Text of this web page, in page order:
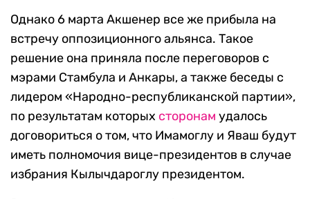
Однако 6 марта Акшенер все же прибыла на
встречу оппозиционного альянса. Такое
решение она приняла после переговоров с
мэрами Стамбула и Анкары, а также беседы с
лидером «Народно-республиканской партии»,
по результатам которых сторонам удалось
договориться о том, что Имамоглу и Яваш будут
иметь полномочия вице-президентов в случае
избрания Кылычдароглу президентом.